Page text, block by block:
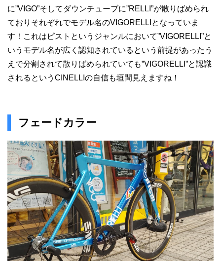
に”VIGO”そしてダウンチューブに”RELLI”が散りばめられ
ておりそれぞれでモデル名のVIGORELLIとなっていま
す！これはピストというジャンルにおいて”VIGORELLI”と
いうモデル名が広く認知されているという前提があったう
えで分割されて散りばめられていても”VIGORELLI”と認識
されるというCINELLIの自信も垣間見えますね！
フェードカラー